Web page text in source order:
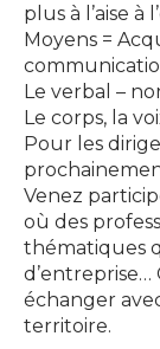
plus à l’aise à
Moyens =
Le verbal –
Le corps, la
Pour les
Venez
où des
thématiques
d’entreprise…
échanger
territoire.